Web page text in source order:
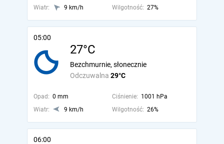
Wiatr:
9 km/h Wilgotność: 27%
05:00
27°C
Odczuwalna 29°C
Bezchmurnie, słonecznie
Opad: 0 mm Ciśnienie: 1001 hPa
Wiatr:
9 km/h Wilgotność: 26%
06:00